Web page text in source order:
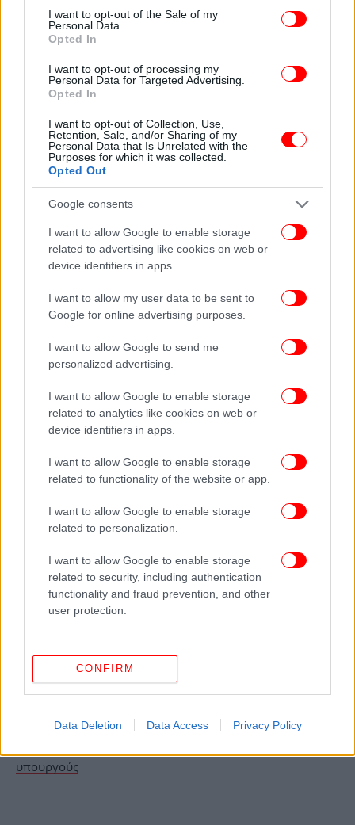
consent section.
I want to opt-out of the Sale of my
Personal Data.
Opted In
I want to opt-out of processing my
Personal Data for Targeted Advertising.
Opted In
I want to opt-out of Collection, Use,
Retention, Sale, and/or Sharing of my
Personal Data that Is Unrelated with the
Purposes for which it was collected.
Opted Out
Google consents
I want to allow Google to enable storage
related to advertising like cookies on web or
device identifiers in apps.
I want to allow my user data to be sent to
Google for online advertising purposes.
I want to allow Google to send me
personalized advertising.
I want to allow Google to enable storage
related to analytics like cookies on web or
device identifiers in apps.
I want to allow Google to enable storage
related to functionality of the website or app.
I want to allow Google to enable storage
related to personalization.
I want to allow Google to enable storage
related to security, including authentication
functionality and fraud prevention, and other
user protection.
CONFIRM
Data Deletion Data Access Privacy Policy
Αμαλίας μαζί με τις κόρες του για να φωτογραφήσει
ένα από αυτά. Πρόσθεσε, δε, ότι άλλα κτίρια που
νηπιαγωγείο και ναυτιλιακή εταιρεία,
παρουσιάζοντας και σχετικές εικόνες.
Ο κ. Λαζαρίδης, μεταξύ άλλων, ξεκαθάρισε ότι δεν
πρόκειται να παραιτηθεί. «Αντιλαμβάνομαι ότι τα
στοχοποιήσει επειδή δεν ταιριάζουμε πολιτικά. Θα
συνεχίσω τη δουλειά μου στο υπουργείο Αγροτικής
Ανάπτυξης με σοβαρά θέματα», επισήμανε.
ΟΛΕΣ ΟΙ ΕΙΔΗΣΕΙΣ
πριν καταλήξει
Reuters: ΗΠΑ και Ιράν πιθανόν να επιστρέψουν στις
Τι ισχύει με τα δικαστικά συμβούλια: Καταργήθηκαν με
υπουργούς